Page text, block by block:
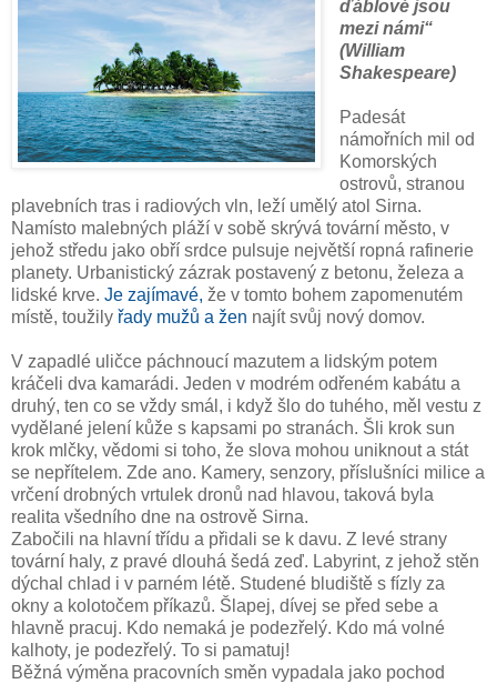
ďáblové jsou
mezi námi“
(William
Shakespeare)
Padesát
námořních mil od
Komorských
ostrovů, stranou
plavebních tras i radiových vln, leží umělý atol Sirna.
Namísto malebných pláží v sobě skrývá tovární město, v
jehož středu jako obří srdce pulsuje největší ropná rafinerie
planety. Urbanistický zázrak postavený z betonu, železa a
lidské krve. Je zajímavé, že v tomto bohem zapomenutém
místě, toužily řady mužů a žen najít svůj nový domov.
V zapadlé uličce páchnoucí mazutem a lidským potem
kráčeli dva kamarádi. Jeden v modrém odřeném kabátu a
druhý, ten co se vždy smál, i když šlo do tuhého, měl vestu z
vydělané jelení kůže s kapsami po stranách. Šli krok sun
krok mlčky, vědomi si toho, že slova mohou uniknout a stát
se nepřítelem. Zde ano. Kamery, senzory, příslušníci milice a
vrčení drobných vrtulek dronů nad hlavou, taková byla
realita všedního dne na ostrově Sirna.
Zabočili na hlavní třídu a přidali se k davu. Z levé strany
tovární haly, z pravé dlouhá šedá zeď. Labyrint, z jehož stěn
dýchal chlad i v parném létě. Studené bludiště s fízly za
okny a kolotočem příkazů. Šlapej, dívej se před sebe a
hlavně pracuj. Kdo nemaká je podezřelý. Kdo má volné
kalhoty, je podezřelý. To si pamatuj!
Běžná výměna pracovních směn vypadala jako pochod